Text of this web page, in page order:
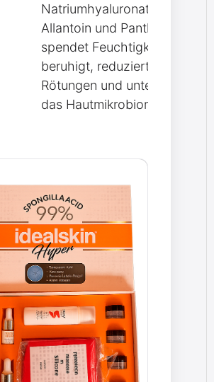
Natriumhyaluronat,
Allantoin und Panthenol –
spendet Feuchtigkeit,
beruhigt, reduziert
Rötungen und unterstützt
das Hautmikrobiom.